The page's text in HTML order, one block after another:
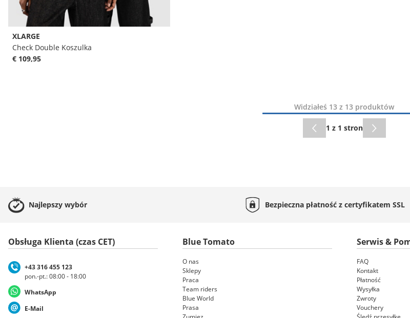
XLARGE
Check Double Koszulka
€ 109,95
Widziałeś 13 z 13 produktów
1 z 1 stron
Najlepszy wybór Bezpieczna płatność z certyfikatem SSL
Obsługa Klienta (czas CET)
+43 316 455 123
pon.-pt.: 08:00 - 18:00
WhatsApp
E-Mail
Blue Tomato
O nas
Sklepy
Praca
Team riders
Blue World
Prasa
Serwis &
FAQ
Kontakt
Płatność
Wysyłka
Zwroty
Vouchery